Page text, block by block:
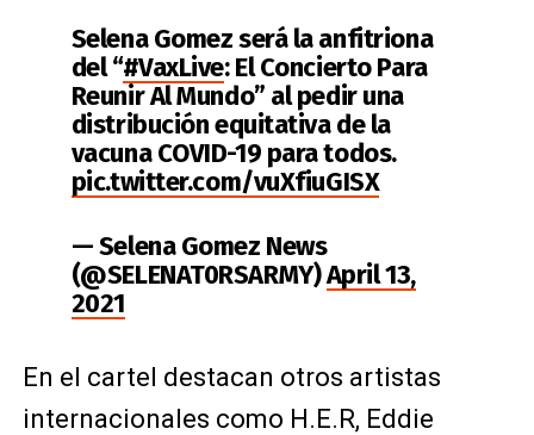
Selena Gomez será la anfitriona
del “#VaxLive: El Concierto Para
Reunir Al Mundo” al pedir una
distribución equitativa de la
vacuna COVID-19 para todos.
pic.twitter.com/vuXfiuGISX
— Selena Gomez News
(@SELENAT0RSARMY)April 13,
2021
En el cartel destacan otros artistas
internacionales como H.E.R, Eddie